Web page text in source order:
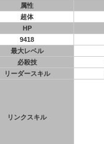
属性
超体
HP
9418
最大レベル
必殺技
リーダースキル
リンクスキル